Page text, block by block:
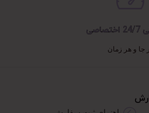
جا و هر زمان